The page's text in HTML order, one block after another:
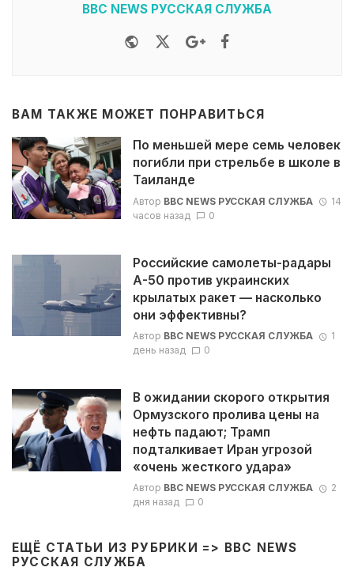
BBC NEWS РУССКАЯ СЛУЖБА
WebsiteTwitterGoogle+
ВАМ ТАКЖЕ МОЖЕТ ПОНРАВИТЬСЯ
По меньшей мере семь человек
погибли при стрельбе в школе в
Таиланде
Автор BBC NEWS РУССКАЯ СЛУЖБА
14
часов назад
0
Российские самолеты-радары
А-50 против украинских
крылатых ракет — насколько
они эффективны?
Автор BBC NEWS РУССКАЯ СЛУЖБА
1
день назад
0
В ожидании скорого открытия
Ормузского пролива цены на
нефть падают; Трамп
подталкивает Иран угрозой
«очень жесткого удара»
Автор BBC NEWS РУССКАЯ СЛУЖБА
2
дня назад
0
ЕЩЁ СТАТЬИ ИЗ РУБРИКИ => BBC NEWS
РУССКАЯ СЛУЖБА